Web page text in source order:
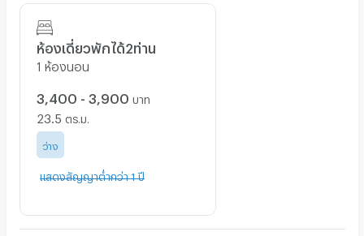
- การจองห้องพักต้องชำระเงินมัดจำ เท่านั้นคะและไม่รับจอง
ผ่านบุคคลที่ 3 ผู้เข้าพักติดต่อเอง
- หอพักต้องการความเงียบสงบ *** สำคัญมาก ***
-ไม่อนุญาติให้บุคคลอื่นเข้ามาพักนอกเหนือจากผู้ทำสัญญาเช่า
คืนประกันทุกกรณี***
- หากทำผิดกฏระเบียบผู้ให้เช่ามีสิทธิยกเลิกสัญญา และไม่คืน
- ย้ายเข้าห้องพักภายในช่วงเวลา 12.00-18.00น. เนื่องจากไม่
สะดวกในช่วงเวลาอื่นๆ
ห้องเดี่ยวพักได้2ท่าน
1 ห้องนอน
3,400 - 3,900 บาท
23.5 ตร.ม.
ว่าง
แสดงสัญญาต่ำกว่า 1 ปี